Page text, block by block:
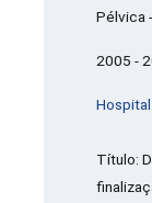
Pélvica
2005 -
Título: